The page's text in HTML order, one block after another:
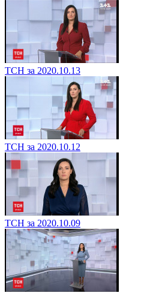
ТСН за 2020.10.13
ТСН за 2020.10.12
ТСН за 2020.10.09